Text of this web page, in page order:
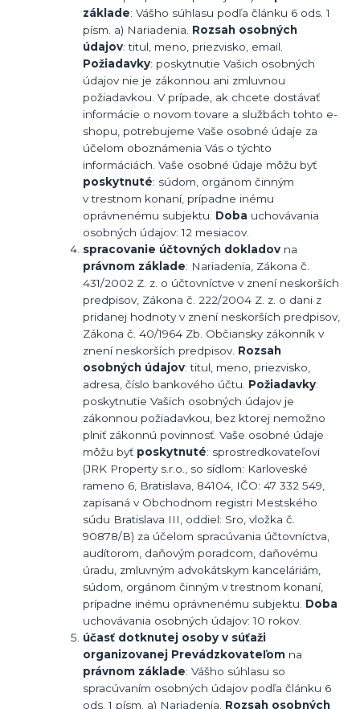
základe: Vášho súhlasu podľa článku 6 ods. 1
písm. a) Nariadenia. Rozsah osobných
údajov: titul, meno, priezvisko, email.
Požiadavky: poskytnutie Vašich osobných
údajov nie je zákonnou ani zmluvnou
požiadavkou. V prípade, ak chcete dostávať
informácie o novom tovare a službách tohto e-
shopu, potrebujeme Vaše osobné údaje za
účelom oboznámenia Vás o týchto
informáciách. Vaše osobné údaje môžu byť
poskytnuté: súdom, orgánom činným
v trestnom konaní, prípadne inému
oprávnenému subjektu. Doba uchovávania
osobných údajov: 12 mesiacov.
spracovanie účtovných dokladovna
právnom základe: Nariadenia, Zákona č.
431/2002 Z. z. o účtovníctve v znení neskorších
predpisov, Zákona č. 222/2004 Z. z. o dani z
pridanej hodnoty v znení neskorších predpisov,
Zákona č. 40/1964 Zb. Občiansky zákonník v
znení neskorších predpisov. Rozsah
osobných údajov: titul, meno, priezvisko,
adresa, číslo bankového účtu. Požiadavky:
poskytnutie Vašich osobných údajov je
zákonnou požiadavkou, bez ktorej nemožno
plniť zákonnú povinnosť. Vaše osobné údaje
môžu byť poskytnuté: sprostredkovateľovi
(JRK Property s.r.o., so sídlom: Karloveské
rameno 6, Bratislava, 84104, IČO: 47 332 549,
zapísaná v Obchodnom registri Mestského
súdu Bratislava III, oddiel: Sro, vložka č.
90878/B) za účelom spracúvania účtovníctva,
audítorom, daňovým poradcom, daňovému
úradu, zmluvným advokátskym kanceláriám,
súdom, orgánom činným v trestnom konaní,
prípadne inému oprávnenému subjektu. Doba
uchovávania osobných údajov: 10 rokov.
účasť dotknutej osoby v súťaži
organizovanej Prevádzkovateľomna
právnom základe: Vášho súhlasu so
spracúvaním osobných údajov podľa článku 6
ods. 1 písm. a) Nariadenia. Rozsah osobných